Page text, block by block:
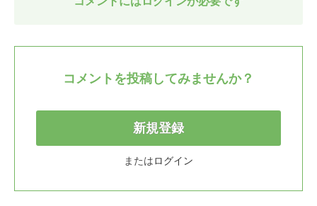
コメントを投稿してみませんか？
新規登録
またはログイン